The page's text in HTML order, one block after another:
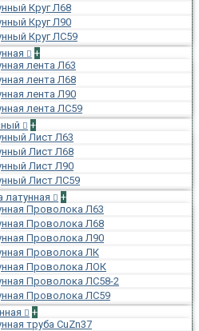
Круг Л68
Круг Л90
Круг ЛС59
+
лента Л63
лента Л68
лента Л90
лента ЛС59
+
Лист Л63
Лист Л68
Лист Л90
Лист ЛС59
+
Проволока Л63
Проволока Л68
Проволока Л90
Проволока ЛК
Проволока ЛОК
Проволока ЛС58-2
Проволока ЛС59
+
труба CuZn37